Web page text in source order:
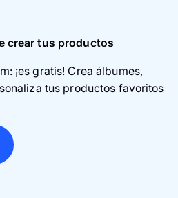
crear tus productos
¡es gratis! Crea álbumes,
tus productos favoritos